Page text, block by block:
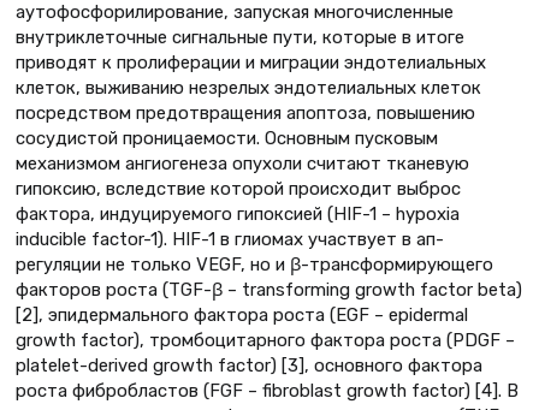
аутофосфорилирование, запуская многочисленные
внутриклеточные сигнальные пути, которые в итоге
приводят к пролиферации и миграции эндотелиальных
клеток, выживанию незрелых эндотелиальных клеток
посредством предотвращения апоптоза, повышению
сосудистой проницаемости. Основным пусковым
механизмом ангиогенеза опухоли считают тканевую
гипоксию, вследствие которой происходит выброс
фактора, индуцируемого гипоксией (HIF-1 – hypoxia
inducible factor-1). HIF-1 в глиомах участвует в ап-
регуляции не только VEGF, но и β-трансформирующего
факторов роста (TGF-β – transforming growth factor beta)
[2], эпидермального фактора роста (EGF – epidermal
growth factor), тромбоцитарного фактора роста (PDGF –
platelet-derived growth factor) [3], основного фактора
роста фибробластов (FGF – fibroblast growth factor) [4]. В